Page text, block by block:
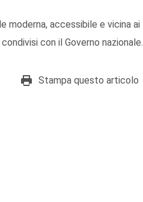
moderna, accessibile e vicina ai
con il Governo nazionale.
Stampa questo articolo